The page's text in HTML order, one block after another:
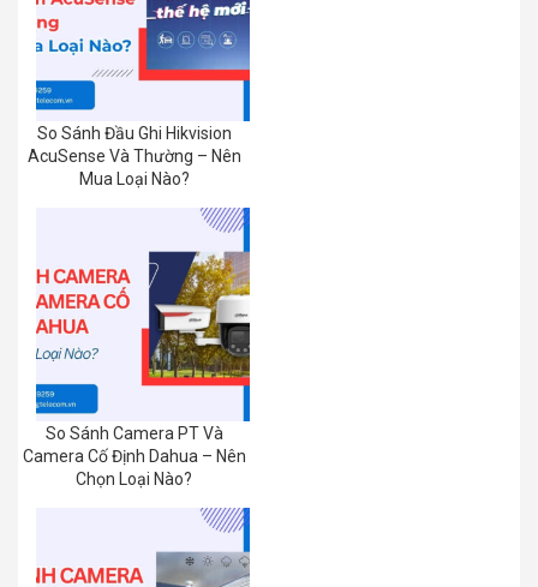
So Sánh Đầu Ghi Hikvision
AcuSense Và Thường – Nên
Mua Loại Nào?
So Sánh Camera PT Và
Camera Cố Định Dahua – Nên
Chọn Loại Nào?